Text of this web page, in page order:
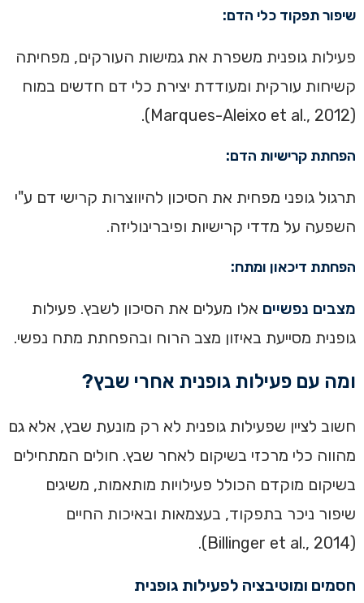
שיפור תפקוד כלי הדם:
פעילות גופנית משפרת את גמישות העורקים, מפחיתה
קשיחות עורקית ומעודדת יצירת כלי דם חדשים במוח
(Marques-Aleixo et al., 2012).
הפחתת קרישיות הדם:
תרגול גופני מפחית את הסיכון להיווצרות קרישי דם ע"י
השפעה על מדדי קרישיות ופיברינוליזה.
הפחתת דיכאון ומתח:
מצבים נפשיים אלו מעלים את הסיכון לשבץ. פעילות
גופנית מסייעת באיזון מצב הרוח ובהפחתת מתח נפשי.
ומה עם פעילות גופנית אחרי שבץ?
חשוב לציין שפעילות גופנית לא רק מונעת שבץ, אלא גם
מהווה כלי מרכזי בשיקום לאחר שבץ. חולים המתחילים
בשיקום מוקדם הכולל פעילויות מותאמות, משיגים
שיפור ניכר בתפקוד, בעצמאות ובאיכות החיים
(Billinger et al., 2014).
חסמים ומוטיבציה לפעילות גופנית